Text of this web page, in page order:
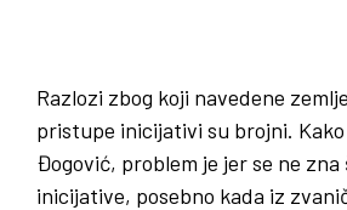
Razlozi zbog koji navedene
pristupe inicijativi su brojni.
Đogović, problem je jer se ne
inicijative, posebno kada iz